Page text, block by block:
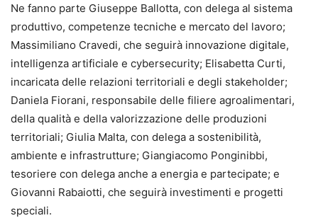
Ne fanno parte Giuseppe Ballotta, con delega al sistema
produttivo, competenze tecniche e mercato del lavoro;
Massimiliano Cravedi, che seguirà innovazione digitale,
intelligenza artificiale e cybersecurity; Elisabetta Curti,
incaricata delle relazioni territoriali e degli stakeholder;
Daniela Fiorani, responsabile delle filiere agroalimentari,
della qualità e della valorizzazione delle produzioni
territoriali; Giulia Malta, con delega a sostenibilità,
ambiente e infrastrutture; Giangiacomo Ponginibbi,
tesoriere con delega anche a energia e partecipate; e
Giovanni Rabaiotti, che seguirà investimenti e progetti
speciali.